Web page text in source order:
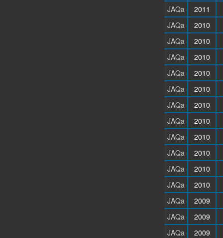
JAQa
2011
JAQa
2010
JAQa
2010
JAQa
2010
JAQa
2010
JAQa
2010
JAQa
2010
JAQa
2010
JAQa
2010
JAQa
2010
JAQa
2010
JAQa
2010
JAQa
2009
JAQa
2009
JAQa
2009